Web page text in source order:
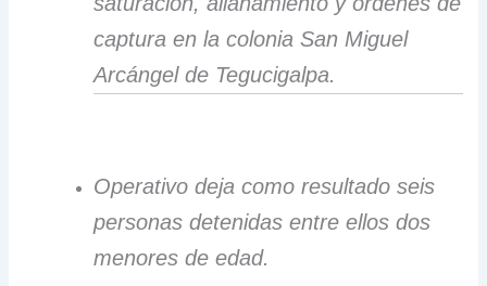
captura en la colonia San Miguel
Arcángel de Tegucigalpa.
Operativo deja como resultado seis
personas detenidas entre ellos dos
menores de edad.